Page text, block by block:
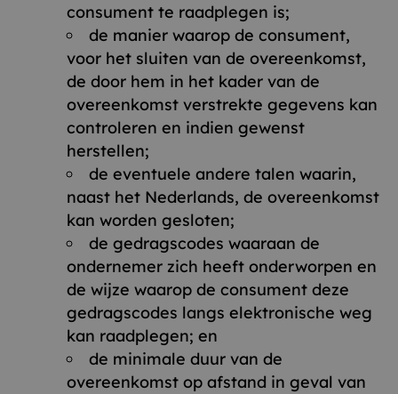
consument te raadplegen is;
de manier waarop de consument,
voor het sluiten van de overeenkomst,
de door hem in het kader van de
overeenkomst verstrekte gegevens kan
controleren en indien gewenst
herstellen;
de eventuele andere talen waarin,
naast het Nederlands, de overeenkomst
kan worden gesloten;
de gedragscodes waaraan de
ondernemer zich heeft onderworpen en
de wijze waarop de consument deze
gedragscodes langs elektronische weg
kan raadplegen; en
de minimale duur van de
overeenkomst op afstand in geval van